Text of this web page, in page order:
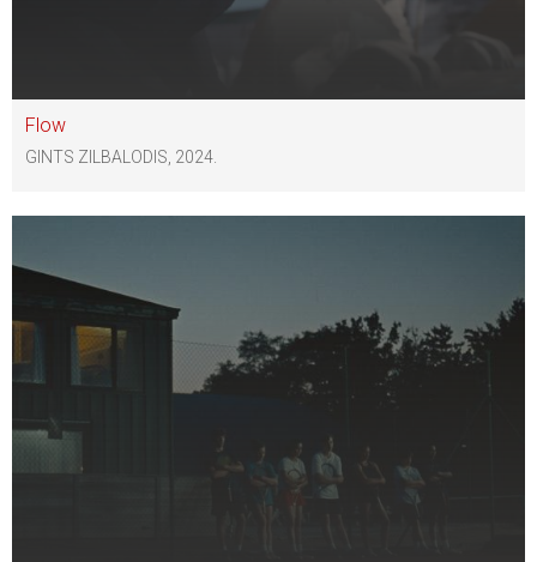
Flow
GINTS ZILBALODIS, 2024.